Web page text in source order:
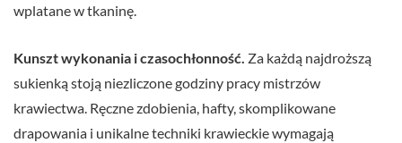
wplatane w tkaninę.
Kunszt wykonania i czasochłonność. Za każdą najdroższą
sukienką stoją niezliczone godziny pracy mistrzów
krawiectwa. Ręczne zdobienia, hafty, skomplikowane
drapowania i unikalne techniki krawieckie wymagają